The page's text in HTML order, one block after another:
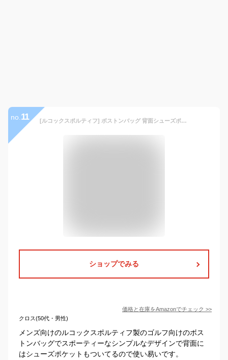
no. 11 [ルコックスポルティフ] ボストンバッグ 背面シューズポケット ベーシック スポーティー ジム ゴルフ QQCXJA00 BG00(ベージュ)
ショップでみる
価格と在庫をAmazonでチェック >>
クロス(50代・男性)
メンズ向けのルコックスポルティフ製のゴルフ向けのボス
トンバッグでスポーティーなシンプルなデザインで背面に
はシューズポケットもついてるので使い易いです。